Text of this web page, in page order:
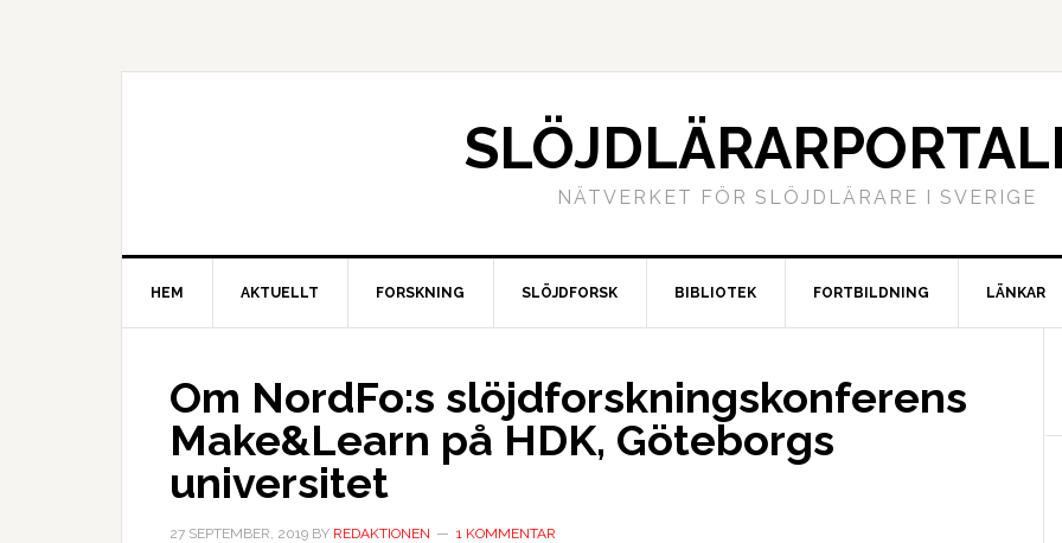
NÄTVERKET FÖR SLÖJDLÄRARE I SVERIGE
HEM AKTUELLT FORSKNING SLÖJDFORSK BIBLIOTEK FORTBILDNING LÄNKAR
Om NordFo:s slöjdforskningskonferens
Make&Learn på HDK, Göteborgs
universitet
27 SEPTEMBER, 2019 BY REDAKTIONEN 1 KOMMENTAR